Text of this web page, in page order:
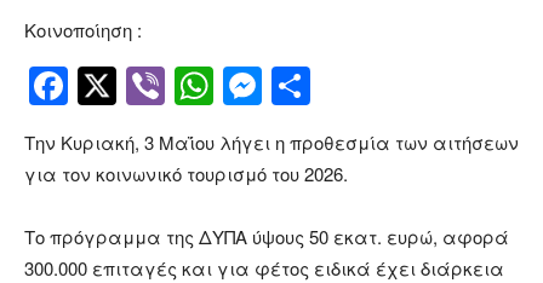
Κοινοποίηση :
Facebook
Twitter
ViberWhatsApp
Messenger
Την Κυριακή, 3 Μαΐου λήγει η προθεσμία των αιτήσεων
για τον κοινωνικό τουρισμό του 2026.
Το πρόγραμμα της ΔΥΠΑ ύψους 50 εκατ. ευρώ, αφορά
300.000 επιταγές και για φέτος ειδικά έχει διάρκεια